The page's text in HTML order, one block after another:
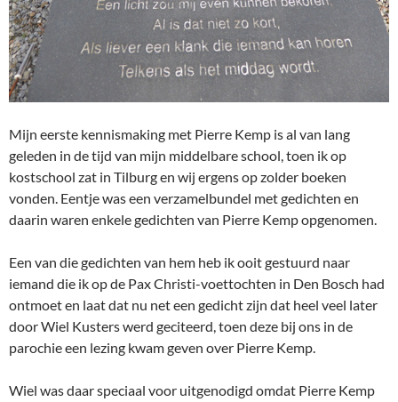
Mijn eerste kennismaking met Pierre Kemp is al van lang
geleden in de tijd van mijn middelbare school, toen ik op
kostschool zat in Tilburg en wij ergens op zolder boeken
vonden. Eentje was een verzamelbundel met gedichten en
daarin waren enkele gedichten van Pierre Kemp opgenomen.
Een van die gedichten van hem heb ik ooit gestuurd naar
iemand die ik op de Pax Christi-voettochten in Den Bosch had
ontmoet en laat dat nu net een gedicht zijn dat heel veel later
door Wiel Kusters werd geciteerd, toen deze bij ons in de
parochie een lezing kwam geven over Pierre Kemp.
Wiel was daar speciaal voor uitgenodigd omdat Pierre Kemp